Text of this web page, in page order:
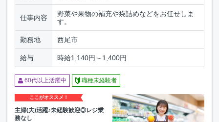
仕事内容
野菜や果物の補充や袋詰めなどをお任せしま
す。
勤務地 西尾市
給与 時給1,140円～1,400円
60代以上活躍中 職種未経験者
ここがオススメ！
主婦(夫)活躍♪未経験歓迎◎レジ業
務なし